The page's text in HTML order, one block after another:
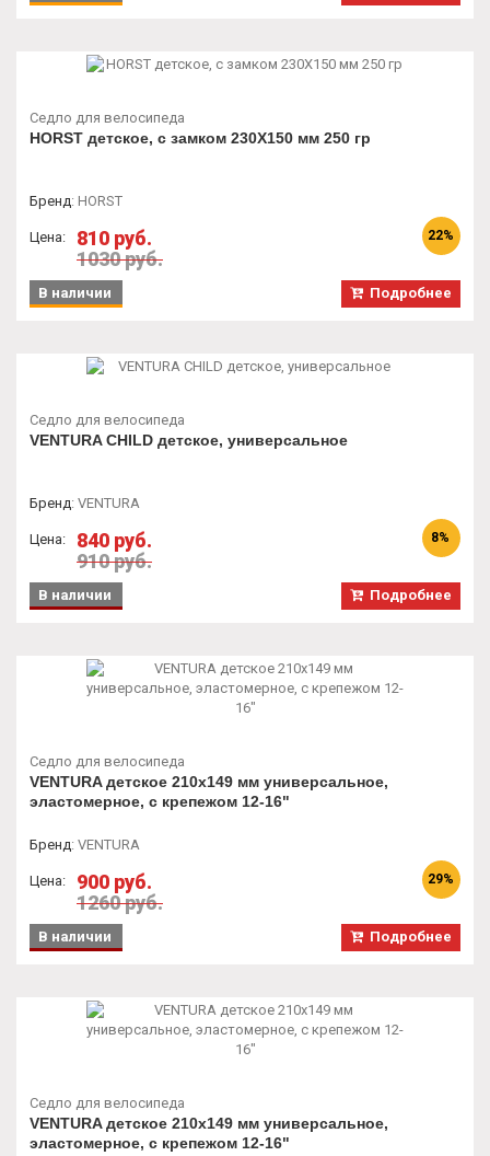
Седло для велосипеда
HORST детское, с замком 230X150 мм 250 гр
Бренд: HORST
Цена:
810 руб.
1030 руб.
22%
Подробнее
В наличии
Седло для велосипеда
VENTURA CHILD детское, универсальное
Бренд: VENTURA
Цена:
840 руб.
910 руб.
8%
Подробнее
В наличии
Седло для велосипеда
VENTURA детское 210х149 мм универсальное,
эластомерное, с крепежом 12-16"
Бренд: VENTURA
Цена:
900 руб.
1260 руб.
29%
Подробнее
В наличии
Седло для велосипеда
VENTURA детское 210х149 мм универсальное,
эластомерное, с крепежом 12-16"